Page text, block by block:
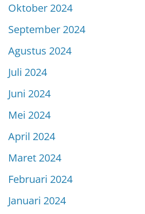
Oktober 2024
September 2024
Agustus 2024
Juli 2024
Juni 2024
Mei 2024
April 2024
Maret 2024
Februari 2024
Januari 2024